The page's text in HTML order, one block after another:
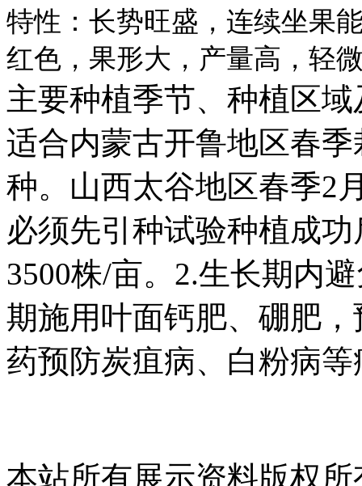
特性：长势旺盛，连续坐果
红色，果形大，产量高，轻
主要种植季节、种植区
适合内蒙古开鲁地区春
种。山西太谷地区春季2
必须先引种试验种植成
3500株/亩。2.生长期内
期施用叶面钙肥、硼肥
药预防炭疽病、白粉病等
本站所有展示资料版权